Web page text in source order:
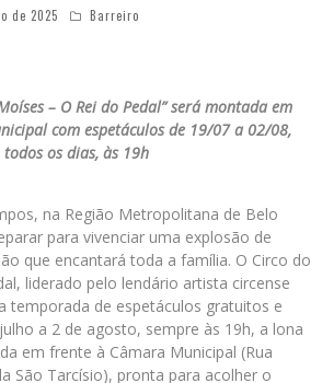
de 2025 Barreiro
– O Rei do Pedal” será montada em
com espetáculos de 19/07 a 02/08,
todos os dias, às 19h
na Região Metropolitana de Belo
para vivenciar uma explosão de
que encantará toda a família. O Circo do
liderado pelo lendário artista circense
temporada de espetáculos gratuitos e
a 2 de agosto, sempre às 19h, a lona
em frente à Câmara Municipal (Rua
São Tarcísio), pronta para acolher o